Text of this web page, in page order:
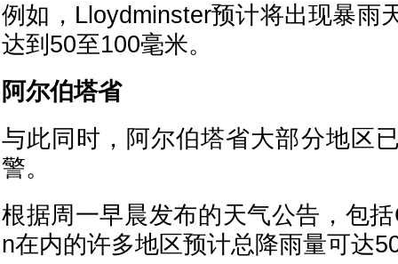
例如，Lloydminster预计将出现暴雨
达到50至100毫米。
阿尔伯塔省
与此同时，阿尔伯塔省大部分地区
警。
根据周一早晨发布的天气公告，包
n在内的许多地区预计总降雨量可达